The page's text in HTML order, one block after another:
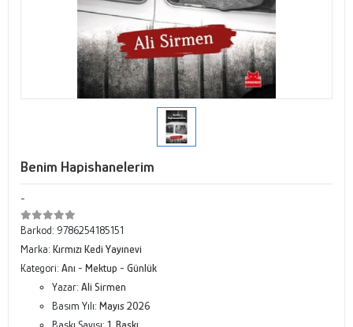
Benim Hapishanelerim
-
Barkod: 9786254185151
Marka: Kırmızı Kedi Yayınevi
Kategori: Anı - Mektup - Günlük
Yazar: Ali Sirmen
Basım Yılı: Mayıs 2026